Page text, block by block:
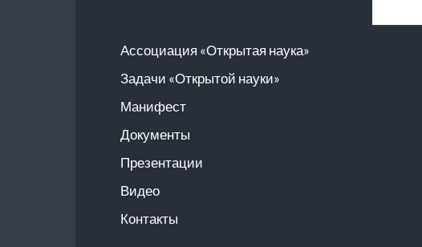
Ассоциация «Открытая наука»
Задачи «Открытой науки»
Манифест
Документы
Презентации
Видео
Контакты